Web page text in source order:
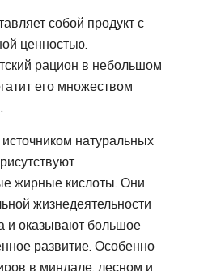
собой продукт с
ценностью.
рацион в небольшом
его множеством
натуральных
жирные кислоты. Они
жизнедеятельности
и оказывают большое
развитие. Особенно
в миндале, лесном и